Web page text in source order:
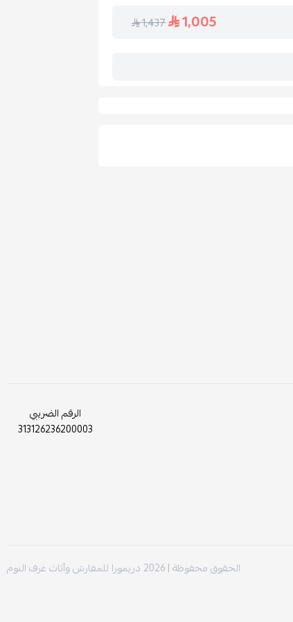
1,005
1,437
الرقم الضريبي
313126236200003
الحقوق محفوظة | 2026 دريمورا للمفارش وأثاث غرف النوم